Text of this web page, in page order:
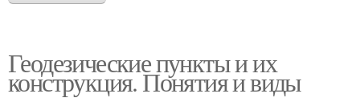
Геодезические пункты и их
конструкция. Понятия и виды